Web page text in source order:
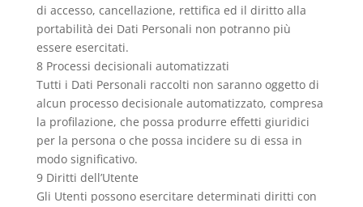
di accesso, cancellazione, rettifica ed il diritto alla
portabilità dei Dati Personali non potranno più
essere esercitati.
8 Processi decisionali automatizzati
Tutti i Dati Personali raccolti non saranno oggetto di
alcun processo decisionale automatizzato, compresa
la profilazione, che possa produrre effetti giuridici
per la persona o che possa incidere su di essa in
modo significativo.
9 Diritti dell’Utente
Gli Utenti possono esercitare determinati diritti con